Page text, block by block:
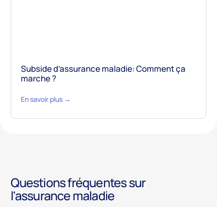
Subside d’assurance maladie: Comment ça
marche ?
En savoir plus →
Questions fréquentes sur
l'assurance maladie